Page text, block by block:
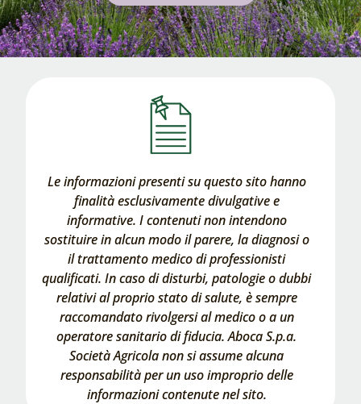
Le informazioni presenti su questo sito hanno
finalità esclusivamente divulgative e
informative. I contenuti non intendono
sostituire in alcun modo il parere, la diagnosi o
il trattamento medico di professionisti
qualificati. In caso di disturbi, patologie o dubbi
relativi al proprio stato di salute, è sempre
raccomandato rivolgersi al medico o a un
operatore sanitario di fiducia. Aboca S.p.a.
Società Agricola non si assume alcuna
responsabilità per un uso improprio delle
informazioni contenute nel sito.